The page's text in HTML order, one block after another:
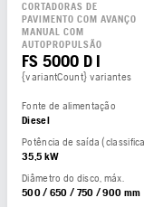
CORTADORAS DE
PAVIMENTO COM AVANÇO
MANUAL COM
AUTOPROPULSÃO
FS 5000 D I
{variantCount} variantes
Fonte de alimentação
Diesel
35,5 kW
Diâmetro do disco, máx.
500 / 650 / 750 / 900 mm